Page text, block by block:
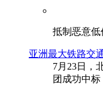
抵制恶意低
亚洲最大铁路交
7月23日，
团成功中标